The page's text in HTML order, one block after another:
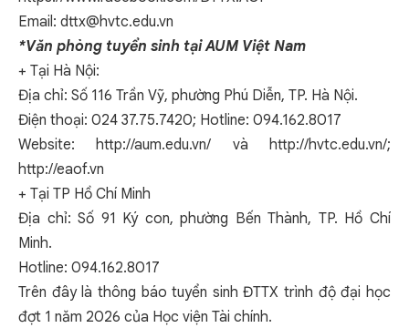
Email: dttx@hvtc.edu.vn
*Văn phòng tuyển sinh tại AUM Việt Nam
+ Tại Hà Nội:
Địa chỉ: Số 116 Trần Vỹ, phường Phú Diễn, TP. Hà Nội.
Điện thoại: 024 37.75.7420; Hotline: 094.162.8017
Website:http://aum.edu.vn/ vàhttp://hvtc.edu.vn/;
http://eaof.vn
+ Tại TP Hồ Chí Minh
Địa chỉ: Số 91 Ký con, phường Bến Thành, TP. Hồ Chí
Minh.
Hotline: 094.162.8017
Trên đây là thông báo tuyển sinh ĐTTX trình độ đại học
đợt 1 năm 2026 của Học viện Tài chính.